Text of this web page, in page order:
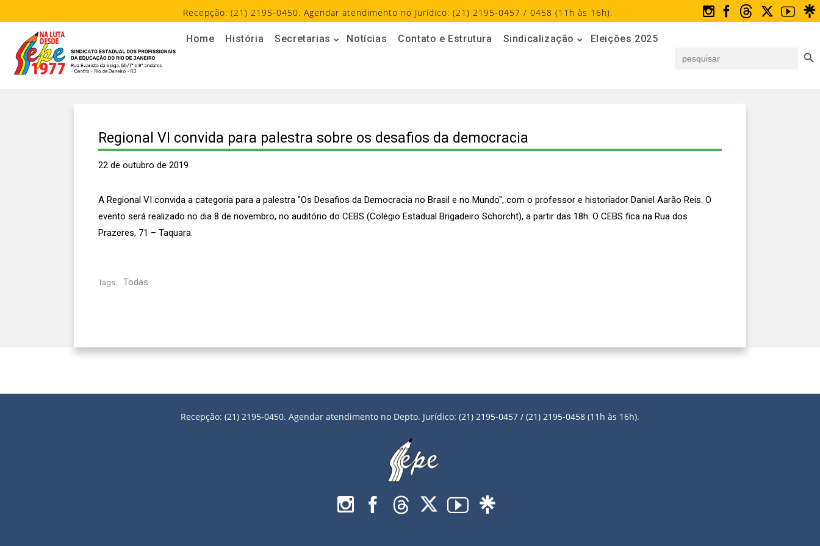
Recepção: (21) 2195-0450. Agendar atendimento no Jurídico: (21) 2195-0457 / 0458 (11h às 16h).
Home História Secretarias Notícias Contato e Estrutura Sindicalização
Eleições 2025
for:
Regional VI convida para palestra sobre os desafios da democracia
22 de outubro de 2019
A Regional VI convida a categoria para a palestra "Os Desafios da Democracia no Brasil e no Mundo", com o professor e historiador Daniel Aarão Reis. O
evento será realizado no dia 8 de novembro, no auditório do CEBS (Colégio Estadual Brigadeiro Schorcht), a partir das 18h. O CEBS fica na Rua dos
Prazeres, 71 – Taquara.
Tags: Todas
Recepção: (21) 2195-0450. Agendar atendimento no Depto. Jurídico: (21) 2195-0457 / (21) 2195-0458 (11h às 16h).